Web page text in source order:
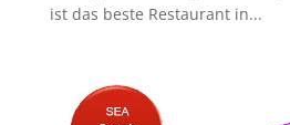
ist das beste Restaurant in...